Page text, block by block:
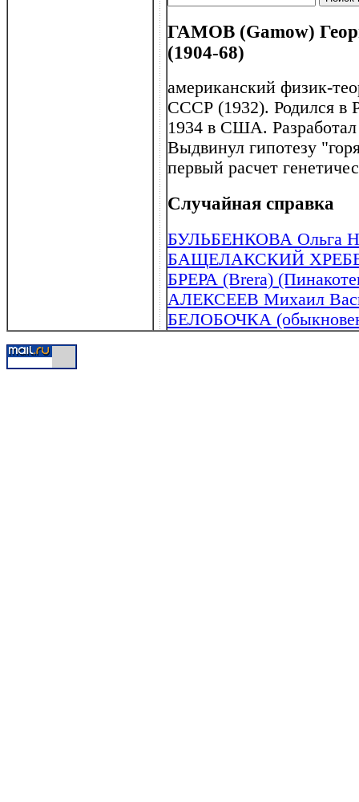
ГАМОВ (Gamow)
(1904-68)
американский физик-
СССР (1932). Родился в
1934 в США.
Выдвинул гипотезу
первый расчет
Случайная справка
БУЛЬБЕНКОВА Ольга
БАЩЕЛАКСКИЙ
БРЕРА (Brera)
АЛЕКСЕЕВ Михаил
БЕЛОБОЧКА